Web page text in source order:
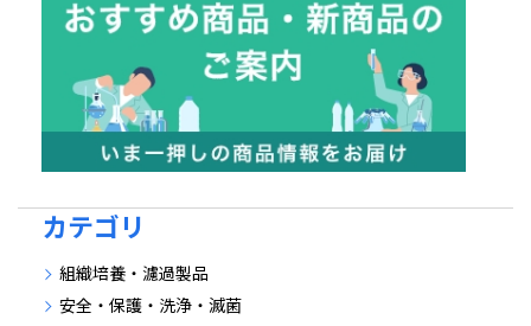
カテゴリ
組織培養・濾過製品
安全・保護・洗浄・滅菌